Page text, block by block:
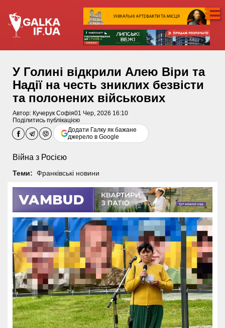
У Голині відкрили Алею Віри та
Надії на честь зниклих безвісти
та полонених військових
Автор: Кучерук Софія01 Чер, 2026 16:10
Поділитись публікацією
Додати Галку як бажане
джерело в Google
Війна з Росією
Теми: Франківські новини